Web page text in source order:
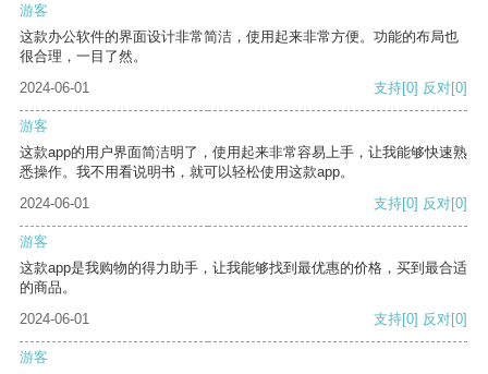
游客
这款办公软件的界面设计非常简洁，使用起来非常方便。功能的布局也
很合理，一目了然。
2024-06-01
支持[0] 反对[0]
游客
这款app的用户界面简洁明了，使用起来非常容易上手，让我能够快速熟
悉操作。我不用看说明书，就可以轻松使用这款app。
2024-06-01
支持[0] 反对[0]
游客
这款app是我购物的得力助手，让我能够找到最优惠的价格，买到最合适
的商品。
2024-06-01
支持[0] 反对[0]
游客